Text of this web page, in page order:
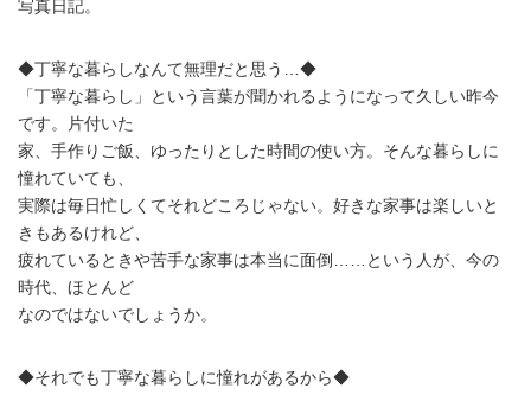
写真日記。
◆丁寧な暮らしなんて無理だと思う…◆
「丁寧な暮らし」という言葉が聞かれるようになって久しい昨今
です。片付いた
家、手作りご飯、ゆったりとした時間の使い方。そんな暮らしに
憧れていても、
実際は毎日忙しくてそれどころじゃない。好きな家事は楽しいと
きもあるけれど、
疲れているときや苦手な家事は本当に面倒……という人が、今の
時代、ほとんど
なのではないでしょうか。
◆それでも丁寧な暮らしに憧れがあるから◆